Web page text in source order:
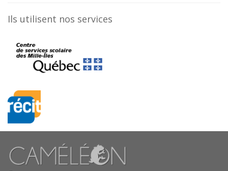
Ils utilisent nos services